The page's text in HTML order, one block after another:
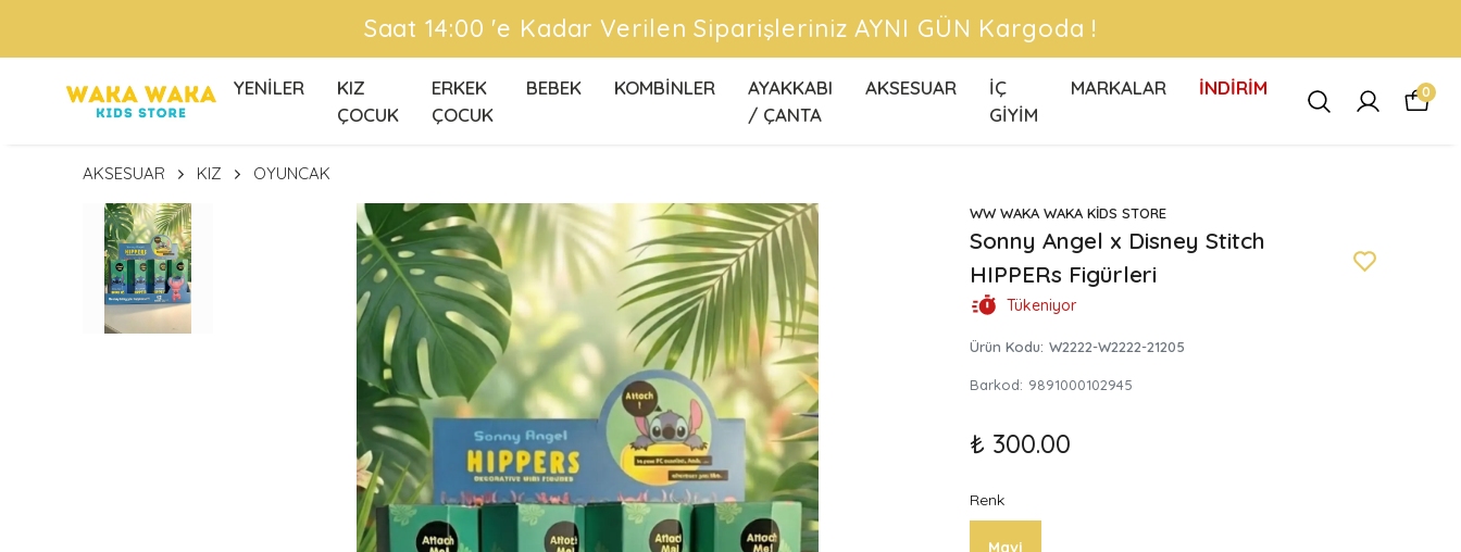
ÜCRETSİZ KARGO FIRSATLARINI KAÇIRMA !
YENİLER
KIZ
ÇOCUK
ERKEK
ÇOCUK
BEBEK KOMBİNLER
AYAKKABI
/ ÇANTA
AKSESUAR
İÇ
GİYİM
MARKALAR İNDİRİM 0
AKSESUAR KIZ OYUNCAK
WW WAKA WAKA KİDS STORE
Sonny Angel x Disney Stitch
HIPPERs Figürleri
Tükeniyor
Ürün Kodu: W2222-W2222-21205
Barkod: 9891000102945
₺ 300.00
Renk
Mavi